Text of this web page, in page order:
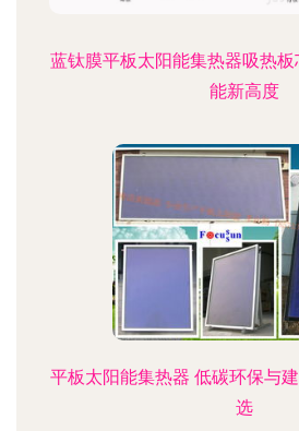
蓝钛膜平板太阳能集热器吸热
能新高度
平板太阳能集热器 低碳环保与
选